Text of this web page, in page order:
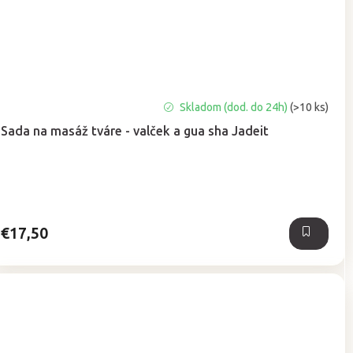
Sada na masáž tváre - valček a gua sha Jadeit
Skladom (dod. do 24h) (>10 ks)
€17,50